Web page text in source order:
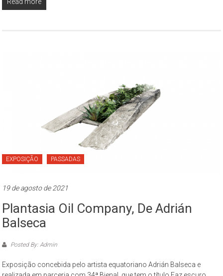
EXPOSIÇÃO PASSADAS
19 de agosto de 2021
Plantasia Oil Company, De Adrián
Balseca
Posted By: Admin
Exposição concebida pelo artista equatoriano Adrián Balseca e